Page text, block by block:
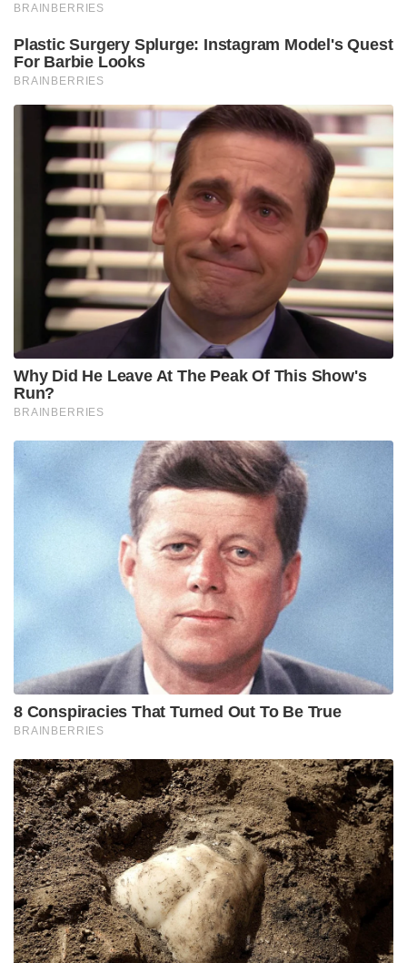
BRAINBERRIES
Plastic Surgery Splurge: Instagram Model's Quest
For Barbie Looks
BRAINBERRIES
Why Did He Leave At The Peak Of This Show's
Run?
BRAINBERRIES
8 Conspiracies That Turned Out To Be True
BRAINBERRIES